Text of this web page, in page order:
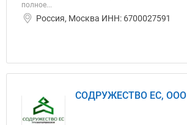
полное...
Россия, Москва ИНН: 6700027591
СОДРУЖЕСТВО ЕС, ООО